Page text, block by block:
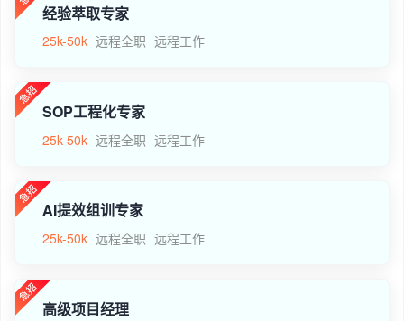
经验萃取专家
25k-50k 远程全职 远程工作
SOP工程化专家
25k-50k 远程全职 远程工作
AI提效组训专家
25k-50k 远程全职 远程工作
高级项目经理